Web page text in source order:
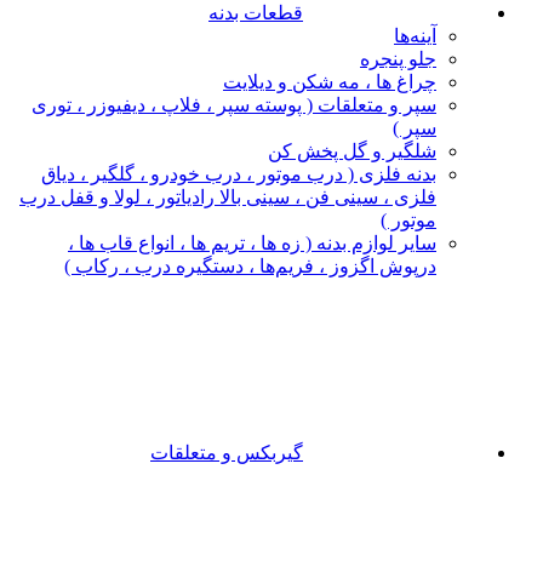
قطعات بدنه
آینه‌ها
جلو پنجره
چراغ‌ ها ، مه‌ شکن و دیلایت
سپر و متعلقات ( پوسته سپر ، فلاپ ، دیفیوزر ، توری
سپر )
شلگیر و گل‌ پخش‌ کن
بدنه فلزی ( درب موتور ، درب خودرو ، گلگیر ، دیاق
فلزی ، سینی فن ، سینی بالا رادیاتور ، لولا و قفل درب
موتور )
سایر لوازم بدنه ( زه ها ، تریم ها ، انواع قاب ها ،
درپوش اگزوز ، فریم‌ها ، دستگیره درب ، رکاب )
گیربکس و متعلقات